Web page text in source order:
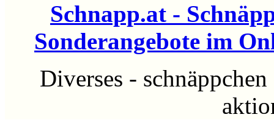
Schnapp.at -
Sonderangebote im
Diverses - schnäppchen